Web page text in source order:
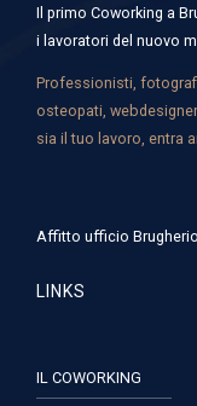
Il primo Coworking a
i lavoratori del nuovo
Professionisti,
osteopati,
sia il tuo lavoro, entra
Affitto ufficio Brugherio
LINKS
IL COWORKING